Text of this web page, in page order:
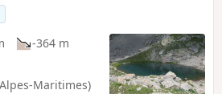
-364 m
Maritimes)